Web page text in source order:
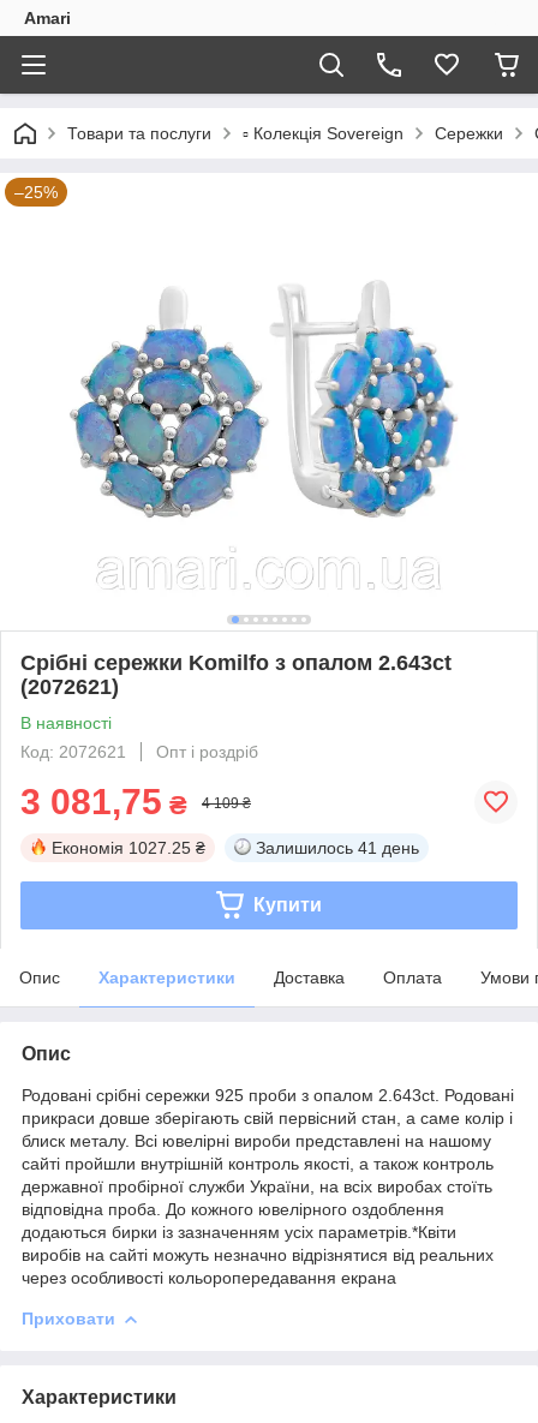
Amari
Товари та послуги ▫️ Колекція Sovereign Сережки
–25%
Срібні сережки Komilfo з опалом 2.643ct
(2072621)
В наявності
Код: 2072621
Опт і роздріб
3 081,75 ₴ 4 109 ₴
Економія 1027.25 ₴ Залишилось 41 день
Купити
Опис Характеристики Доставка Оплата Умови
Опис
Родовані срібні сережки 925 проби з опалом 2.643ct. Родовані
прикраси довше зберігають свій первісний стан, а саме колір і
блиск металу. Всі ювелірні вироби представлені на нашому
сайті пройшли внутрішній контроль якості, а також контроль
державної пробірної служби України, на всіх виробах стоїть
відповідна проба. До кожного ювелірного оздоблення
додаються бирки із зазначенням усіх параметрів.*Квіти
виробів на сайті можуть незначно відрізнятися від реальних
через особливості кольоропередавання екрана
Приховати
Характеристики